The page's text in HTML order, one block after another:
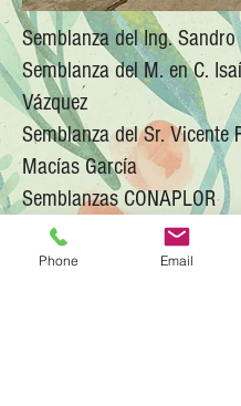
Semblanza del Ing. Sandro
Semblanza del M. en C.
Vázquez
Semblanza del Sr. Vicente
Macías García
Semblanzas CONAPLOR
Phone Email